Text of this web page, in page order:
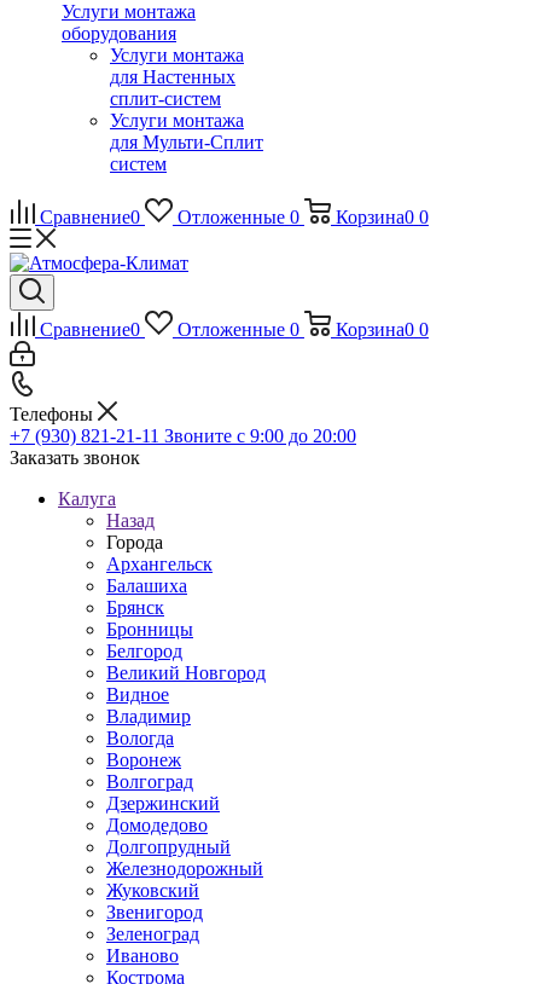
Услуги монтажа
оборудования
Услуги монтажа
для Настенных
сплит-систем
Услуги монтажа
для Мульти-Сплит
систем
Сравнение0 Отложенные 0 Корзина0 0
Сравнение0 Отложенные 0 Корзина0 0
Телефоны
+7 (930) 821-21-11 Звоните с 9:00 до 20:00
Заказать звонок
Калуга
Назад
Города
Архангельск
Балашиха
Брянск
Бронницы
Белгород
Великий Новгород
Видное
Владимир
Вологда
Воронеж
Волгоград
Дзержинский
Домодедово
Долгопрудный
Железнодорожный
Жуковский
Звенигород
Зеленоград
Иваново
Кострома